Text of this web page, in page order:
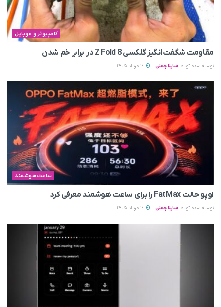
کامپیوتر و موبایل
مقاومت شگفت‌انگیز گلکسی Z Fold 8 در برابر خم شدن
نوشته شده توسط ساینا چمنی
ساعت هوشمند
اوپو حالت FatMax را برای ساعت هوشمند معرفی کرد
نوشته شده توسط ساینا چمنی